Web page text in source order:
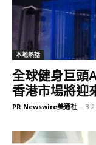
本地熱話
全球健身巨頭
香港市場將迎
PR Newswire美通社 - 3